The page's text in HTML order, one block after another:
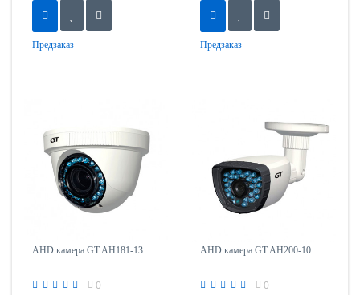
Предзаказ Предзаказ
AHD камера GT AH181-13
0
AHD камера GT AH200-10
0